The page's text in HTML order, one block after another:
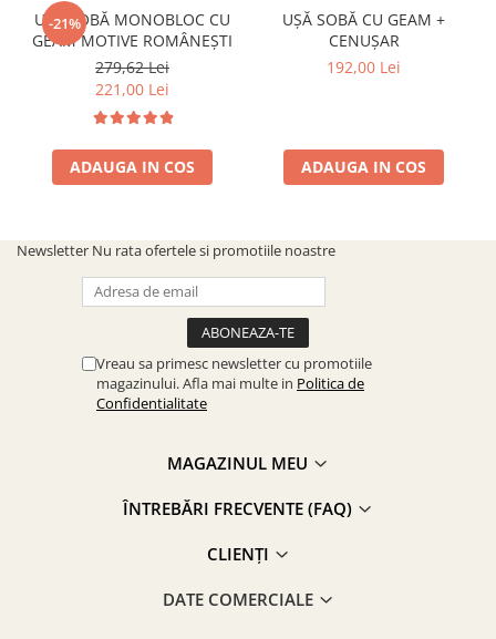
-21%
UȘĂ SOBĂ MONOBLOC CU
GEAM MOTIVE ROMÂNEȘTI
279,62 Lei
221,00 Lei
ADAUGA IN COS
UȘĂ SOBĂ CU GEAM +
CENUȘAR
192,00 Lei
ADAUGA IN COS
Newsletter Nu rata ofertele si promotiile noastre
Vreau sa primesc newsletter cu promotiile
magazinului. Afla mai multe in Politica de
Confidentialitate
MAGAZINUL MEU
ÎNTREBĂRI FRECVENTE (FAQ)
CLIENȚI
DATE COMERCIALE